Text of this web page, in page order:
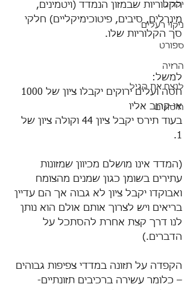
ילדים
ניקוי רעלים
ספורט
הרזיה
לנצח את הגיל
חיסונים
הקלוריות שבמזון הנמדד (ויטמינים,
מינרלים, סיבים, פיטוכימיקליים) חלקי
סך הקלוריות שלו.
למשל:
או קרוב אליו
בעוד תירס יקבל ציון 44 וקולה ציון של
1.
(המדד אינו מושלם מכיוון שמזונות
עתירים בשומן כגון שמנים מהצומח
ואבוקדו יקבל ציון לא גבוה אך הם עדיין
בריאים ויש לצרוך אותם אולם הוא נותן
לנו דרך קצת אחרת להסתכל על
הדברים.)
הקפדה על תזונה במדדי צפיפות גבוהים
– כלומר עשירה ברכיבים תזונתיים-